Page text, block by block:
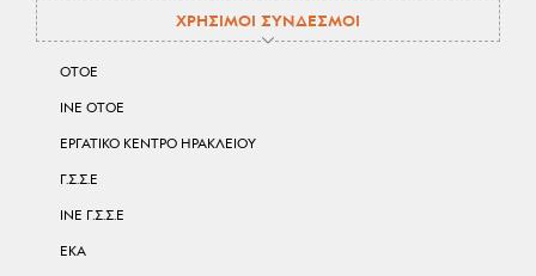
ΧΡΗΣΙΜΟΙ ΣΥΝΔΕΣΜΟΙ
ΟΤΟΕ
ΙΝΕ ΟΤΟΕ
ΕΡΓΑΤΙΚΟ ΚΕΝΤΡΟ ΗΡΑΚΛΕΙΟΥ
Γ.Σ.Σ.Ε
ΙΝΕ Γ.Σ.Σ.Ε
ΕΚΑ